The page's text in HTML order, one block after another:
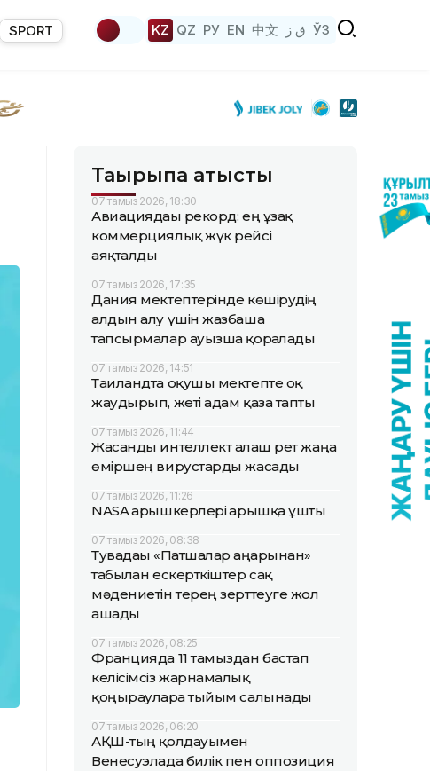
SPORT KZ QZ РУ EN 中文 ق ز ЎЗ
Тақырыпқа қатысты
07 тамыз 2026, 18:30
Авиациядағы рекорд: ең ұзақ
коммерциялық жүк рейсі
аяқталды
07 тамыз 2026, 17:35
Дания мектептерінде көшірудің
алдын алу үшін жазбаша
тапсырмалар ауызша қорғалады
07 тамыз 2026, 14:51
Таиландта оқушы мектепте оқ
жаудырып, жеті адам қаза тапты
07 тамыз 2026, 11:44
Жасанды интеллект алғаш рет жаңа
өміршең вирустарды жасады
07 тамыз 2026, 11:26
NASA ғарышкерлері ғарышқа ұшты
07 тамыз 2026, 08:38
Тувадағы «Патшалар аңғарынан»
табылған ескерткіштер сақ
мәдениетін терең зерттеуге жол
ашады
07 тамыз 2026, 08:25
Францияда 11 тамыздан бастап
келісімсіз жарнамалық
қоңырауларға тыйым салынады
07 тамыз 2026, 06:20
АҚШ-тың қолдауымен
Венесуэлада билік пен оппозиция